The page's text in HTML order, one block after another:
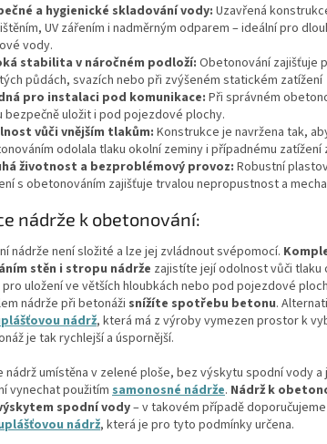
a hygienické skladování vody: Uzavřená
UV zářením i nadměrným odparem – ideální pro
vody.
stabilita v náročném podloží:Obetonování zajišťuje
půdách, svazích nebo při zvýšeném statickém zatížení
pro instalaci pod komunikace: Při správném
bezpečně uložit i pod pojezdové plochy.
vůči vnějším tlakům:Konstrukce je navržena tak,
odolala tlaku okolní zeminy i případnému zatížení
životnost a bezproblémový provoz:Robustní
s obetonováním zajišťuje trvalou nepropustnost a
nádrže k obetonování:
nádrže není složité a lze jej zvládnout svépomocí.
stěn i stropu nádrže zajistíte její odolnost vůči tlaku
uložení ve větších hloubkách nebo pod pojezdové
nádrže při betonáži snížíte spotřebu betonu.
nádrž, která má z výroby vymezen prostor k
je tak rychlejší a úspornější.
nádrž umístěna v zelené ploše, bez výskytu spodní vody
vynechat použitím samonosné nádrže. Nádrž k
spodní vody– v takovém případě doporučujeme
nádrž, která je pro tyto podmínky určena.